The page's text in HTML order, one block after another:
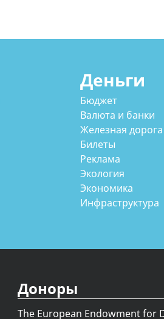
Деньги
Бюджет
Валюта и банки
Железная дорога
Билеты
Реклама
Экология
Экономика
Инфраструктура
Доноры
The European Endowment for